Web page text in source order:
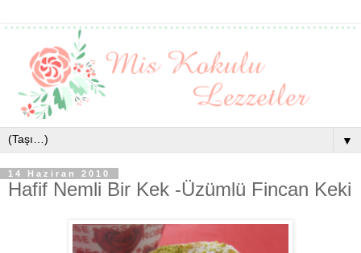
▼
14 Haziran 2010
Hafif Nemli Bir Kek -Üzümlü Fincan Keki